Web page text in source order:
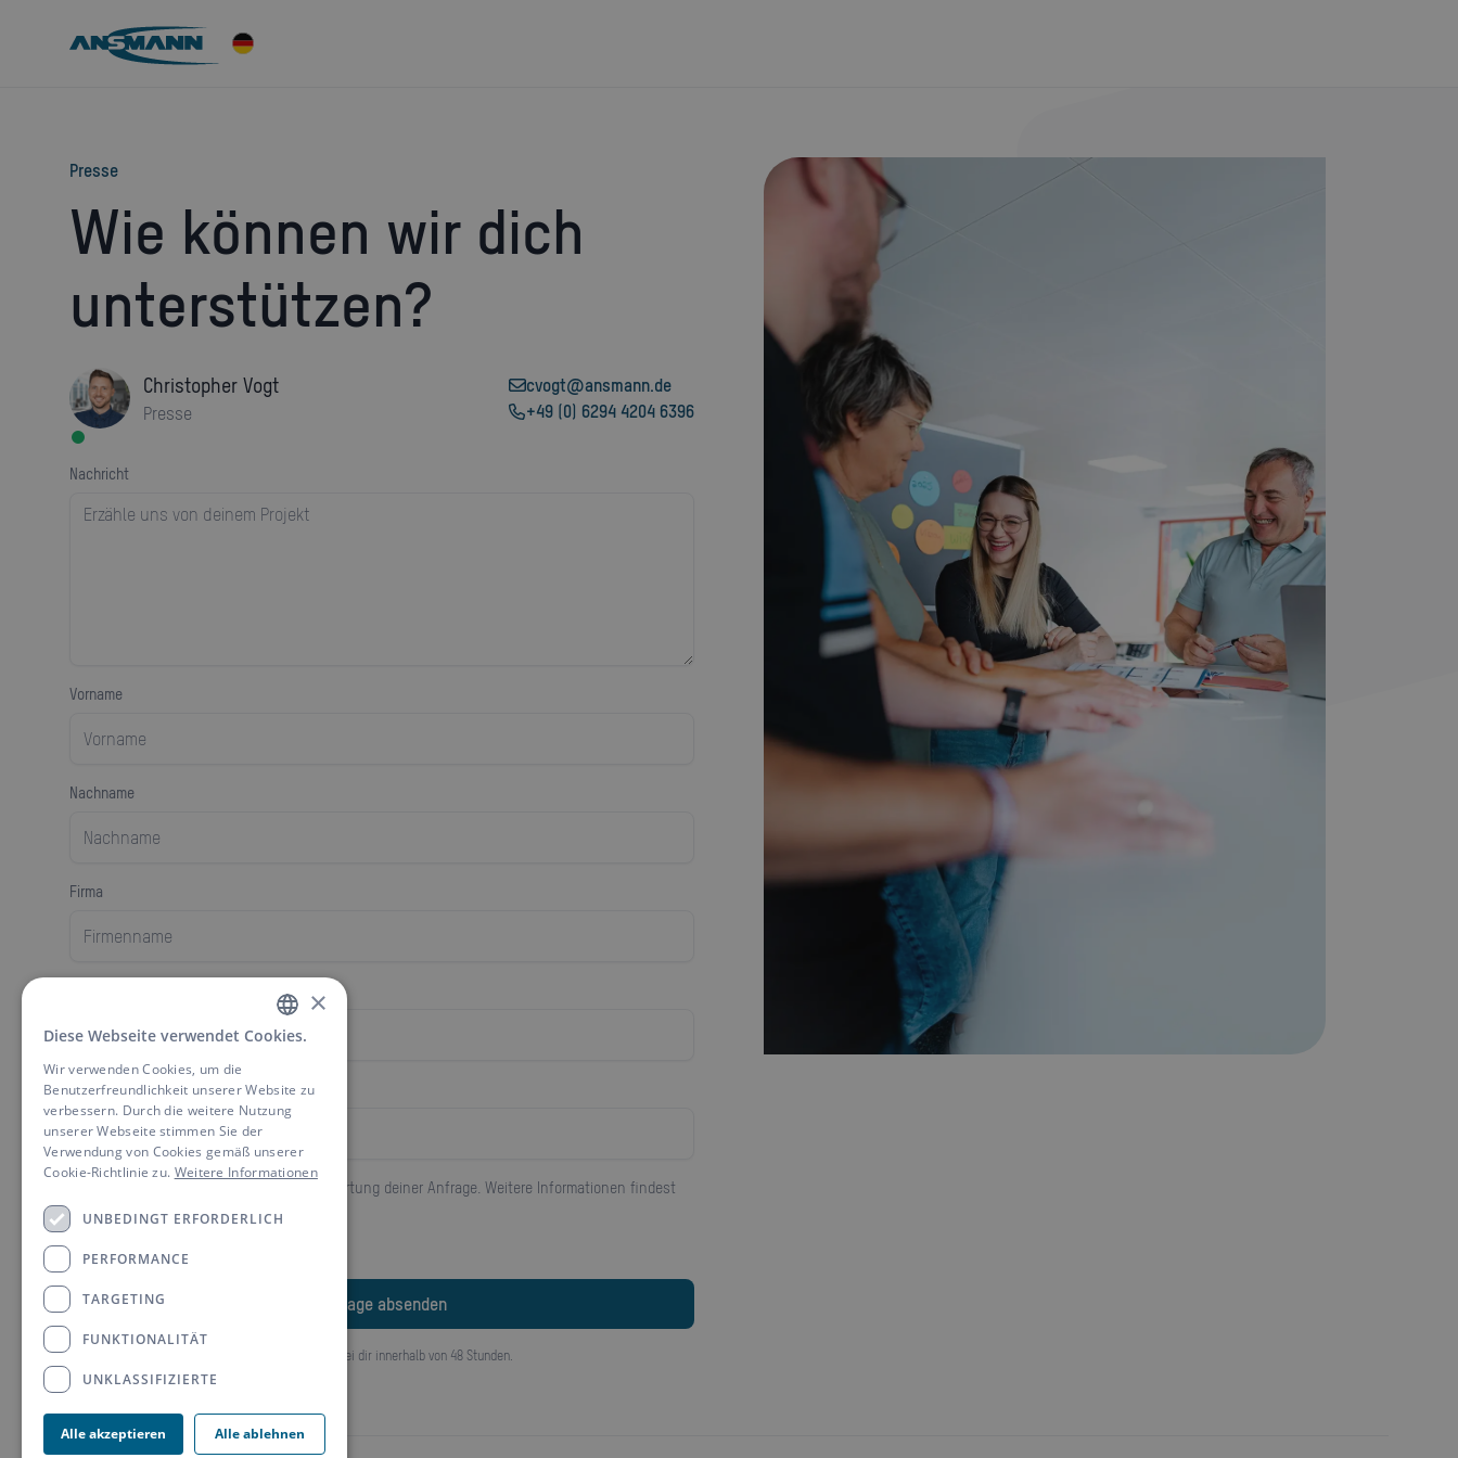
Presse
Wie können wir dich
unterstützen?
Christopher Vogt
Presse
cvogt@ansmann.de
+49 (0) 6294 4204 6396
Nachricht
Vorname
Nachname
Firma
Telefon
Wir verwenden deine Angaben zur Beantwortung deiner Anfrage. Weitere Informationen findest
du in unserenDatenschutzbestimmungen
Wir melden uns bei dir innerhalb von 48 Stunden.
GERMAN
ENGLISH
×
Diese Webseite verwendet Cookies.
Wir verwenden Cookies, um die
Benutzerfreundlichkeit unserer Website zu
verbessern. Durch die weitere Nutzung
unserer Webseite stimmen Sie der
Verwendung von Cookies gemäß unserer
Cookie-Richtlinie zu. Weitere Informationen
UNBEDINGT ERFORDERLICH
PERFORMANCE
TARGETING
FUNKTIONALITÄT
UNKLASSIFIZIERTE
Alle akzeptieren Alle ablehnen